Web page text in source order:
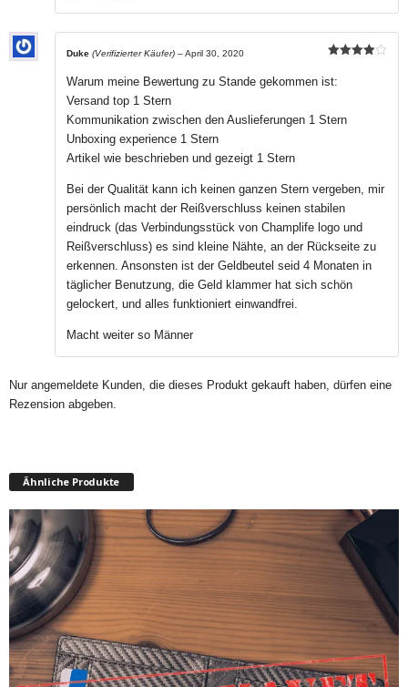
mit
5
Duke (Verifizierter Käufer) –April 30, 2020
Warum meine Bewertung zu Stande gekommen ist:
Versand top 1 Stern
Kommunikation zwischen den Auslieferungen 1 Stern
Unboxing experience 1 Stern
Artikel wie beschrieben und gezeigt 1 Stern
Bei der Qualität kann ich keinen ganzen Stern vergeben, mir
persönlich macht der Reißverschluss keinen stabilen
eindruck (das Verbindungsstück von Champlife logo und
Reißverschluss) es sind kleine Nähte, an der Rückseite zu
erkennen. Ansonsten ist der Geldbeutel seid 4 Monaten in
täglicher Benutzung, die Geld klammer hat sich schön
gelockert, und alles funktioniert einwandfrei.
Macht weiter so Männer
Nur angemeldete Kunden, die dieses Produkt gekauft haben, dürfen eine
Rezension abgeben.
Ähnliche Produkte